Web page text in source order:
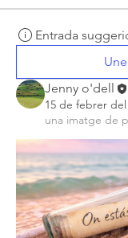
Entrada
Jenny o'dell
15 de febrer del
una imatge de